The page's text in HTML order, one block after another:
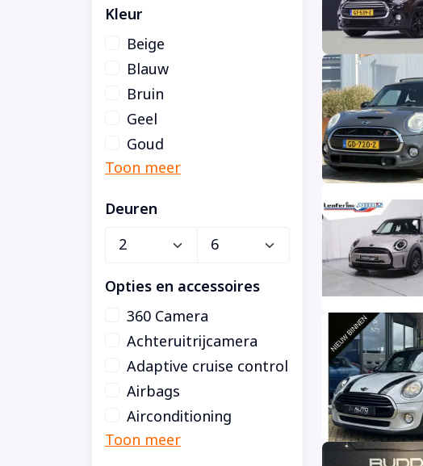
Kleur
Beige
Blauw
Bruin
Geel
Goud
Deuren
Opties en accessoires
360 Camera
Achteruitrijcamera
Adaptive cruise control
Airbags
Airconditioning